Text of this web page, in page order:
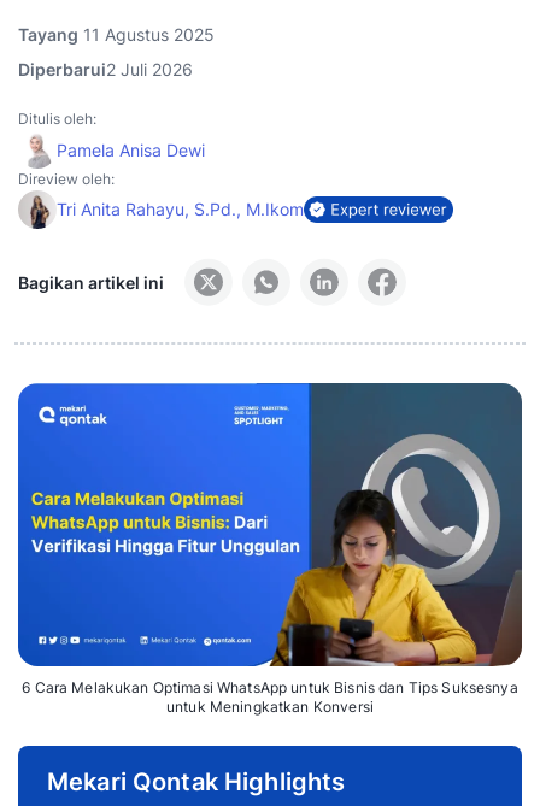
Tayang 11 Agustus 2025
Diperbarui2 Juli 2026
Ditulis oleh:
Pamela Anisa Dewi
Direview oleh:
Tri Anita Rahayu, S.Pd., M.Ikom
Bagikan artikel ini
6 Cara Melakukan Optimasi WhatsApp untuk Bisnis dan Tips Suksesnya
untuk Meningkatkan Konversi
Mekari Qontak Highlights